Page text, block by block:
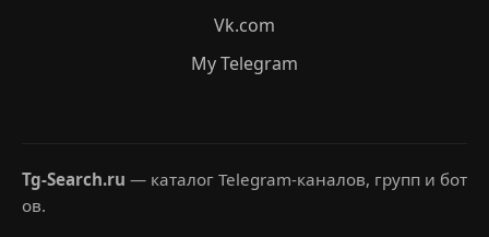
Vk.com
My Telegram
Tg-Search.ru — каталог Telegram-каналов, групп и бот
ов.